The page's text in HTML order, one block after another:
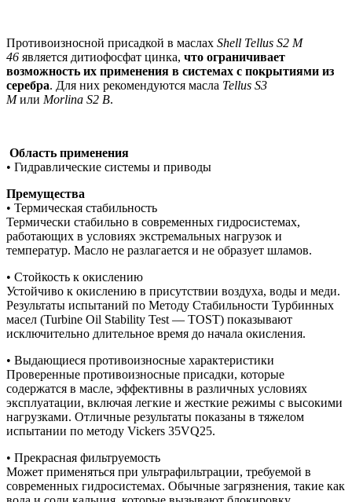
Противоизносной присадкой в маслах Shell Tellus S2 M
46 является дитиофосфат цинка, что ограничивает
возможность их применения в системах с покрытиями из
серебра. Для них рекомендуются масла Tellus S3
Mили Morlina S2 B.
Область применения
• Гидравлические системы и приводы
Премущества
• Термическая стабильность
Термически стабильно в современных гидросистемах,
работающих в условиях экстремальных нагрузок и
температур. Масло не разлагается и не образует шламов.
• Стойкость к окислению
Устойчиво к окислению в присутствии воздуха, воды и меди.
Результаты испытаний по Методу Стабильности Турбинных
масел (Turbine Oil Stability Test — TOST) показывают
исключительно длительное время до начала окисления.
• Выдающиеся противоизносные характеристики
Проверенные противоизносные присадки, которые
содержатся в масле, эффективны в различных условиях
эксплуатации, включая легкие и жесткие режимы с высокими
нагрузками. Отличные результаты показаны в тяжелом
испытании по методу Vickers 35VQ25.
• Прекрасная фильтруемость
Может применяться при ультрафильтрации, требуемой в
современных гидросистемах. Обычные загрязнения, такие как